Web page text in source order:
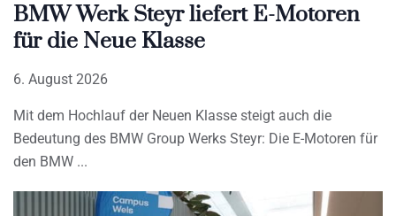
BMW Werk Steyr liefert E-Motoren
für die Neue Klasse
6. August 2026
Mit dem Hochlauf der Neuen Klasse steigt auch die
Bedeutung des BMW Group Werks Steyr: Die E-Motoren für
den BMW